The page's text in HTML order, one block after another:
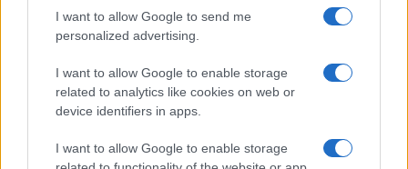
I want to allow Google to send me
personalized advertising.
I want to allow Google to enable storage
related to analytics like cookies on web or
device identifiers in apps.
I want to allow Google to enable storage